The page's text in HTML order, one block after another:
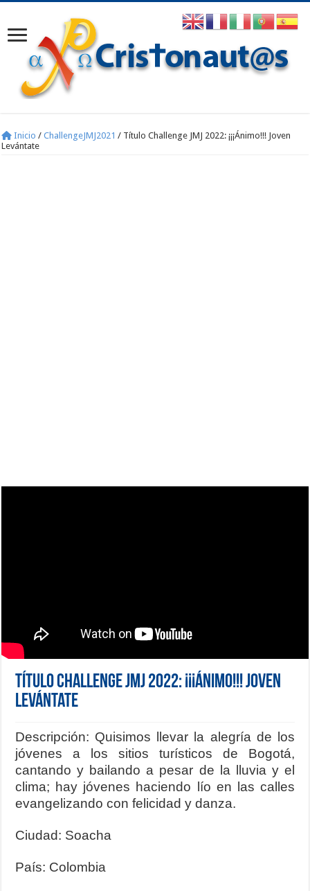
Inicio / ChallengeJMJ2021 / Título Challenge JMJ 2022: ¡¡¡Ánimo!!! Joven
Levántate
Título Challenge JMJ 2022: ¡¡¡Ánimo!!! Joven
Levántate
Descripción: Quisimos llevar la alegría de los
jóvenes a los sitios turísticos de Bogotá,
cantando y bailando a pesar de la lluvia y el
clima; hay jóvenes haciendo lío en las calles
evangelizando con felicidad y danza.
Ciudad: Soacha
País: Colombia